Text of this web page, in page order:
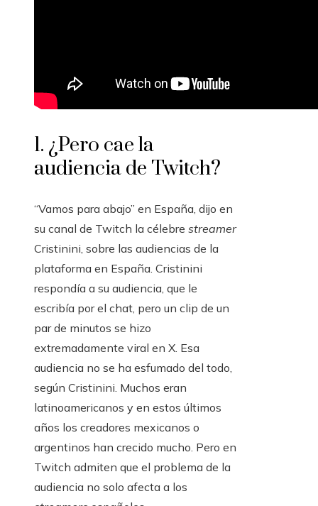
1. ¿Pero cae la
audiencia de Twitch?
“Vamos para abajo” en España, dijo en
su canal de Twitch la célebre streamer
Cristinini, sobre las audiencias de la
plataforma en España. Cristinini
respondía a su audiencia, que le
escribía por el chat, pero un clip de un
par de minutos se hizo
extremadamente viral en X. Esa
audiencia no se ha esfumado del todo,
según Cristinini. Muchos eran
latinoamericanos y en estos últimos
años los creadores mexicanos o
argentinos han crecido mucho. Pero en
Twitch admiten que el problema de la
audiencia no solo afecta a los